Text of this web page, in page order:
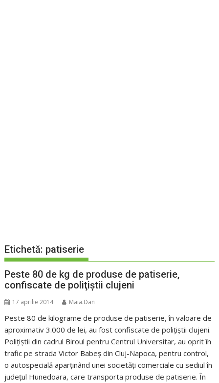
Etichetă: patiserie
Peste 80 de kg de produse de patiserie,
confiscate de poliţiştii clujeni
17 aprilie 2014 Maia.Dan
Peste 80 de kilograme de produse de patiserie, în valoare de
aproximativ 3.000 de lei, au fost confiscate de poliţiştii clujeni.
Poliţiştii din cadrul Biroul pentru Centrul Universitar, au oprit în
trafic pe strada Victor Babeş din Cluj-Napoca, pentru control,
o autospecială aparţinând unei societăţi comerciale cu sediul în
judeţul Hunedoara, care transporta produse de patiserie. În